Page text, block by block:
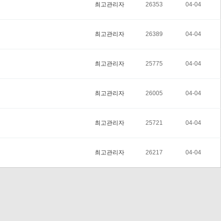
최고관리자 26353 04-04
최고관리자 26389 04-04
최고관리자 25775 04-04
최고관리자 26005 04-04
최고관리자 25721 04-04
최고관리자 26217 04-04